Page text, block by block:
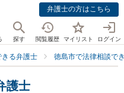
弁護士の方はこちら
探す 閲覧履歴 マイリスト ログイン
る弁護士 徳島市で法律相談で
護士